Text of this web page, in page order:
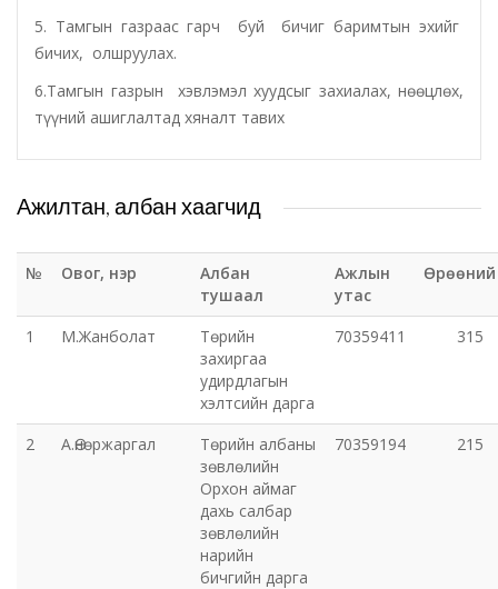
5. Тамгын газраас гарч буй бичиг баримтын эхийг
бичих, олшруулах.
6.Тамгын газрын хэвлэмэл хуудсыг захиалах, нөөцлөх,
түүний ашиглалтад хяналт тавих
Ажилтан, албан хаагчид
№ Овог, нэр
Албан
тушаал
Ажлын
утас
1 М.Жанболат
Төрийн
захиргаа
удирдлагын
хэлтсийн дарга
70359411 315
2 А.Өнөржаргал
Төрийн албаны
зөвлөлийн
Орхон аймаг
дахь салбар
зөвлөлийн
нарийн
бичгийн дарга
70359194 215